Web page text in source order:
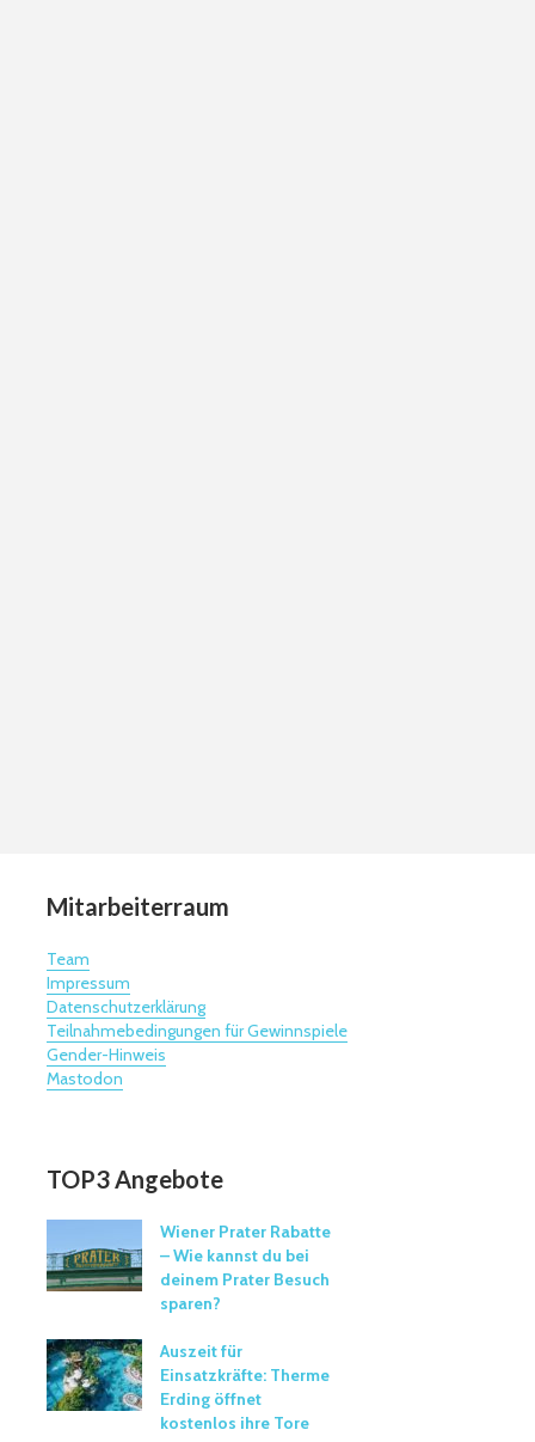
Mitarbeiterraum
Team
Impressum
Datenschutzerklärung
Teilnahmebedingungen für Gewinnspiele
Gender-Hinweis
Mastodon
TOP3 Angebote
Wiener Prater Rabatte
– Wie kannst du bei
deinem Prater Besuch
sparen?
Auszeit für
Einsatzkräfte: Therme
Erding öffnet
kostenlos ihre Tore